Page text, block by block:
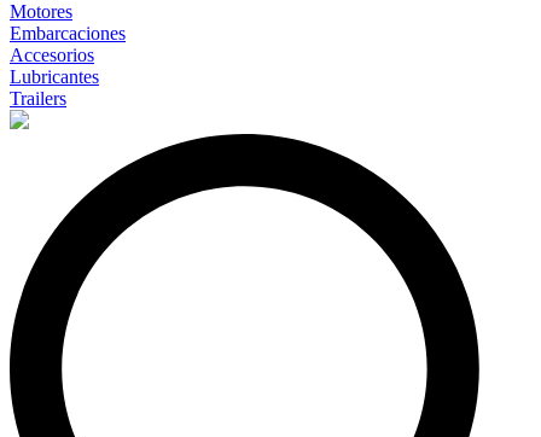
Motores
Embarcaciones
Accesorios
Lubricantes
Trailers